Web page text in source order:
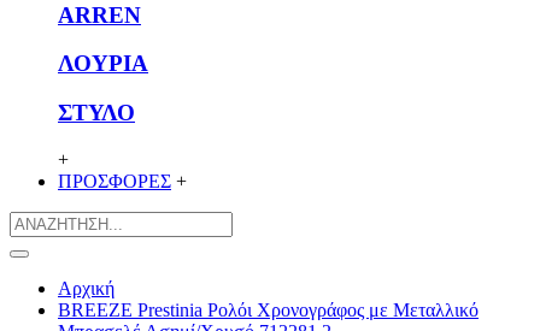
ARREN
ΛΟΥΡΙΑ
ΣΤΥΛΟ
+
ΠΡΟΣΦΟΡΕΣ +
Αρχική
BREEZE Prestinia Ρολόι Χρονογράφος με Μεταλλικό